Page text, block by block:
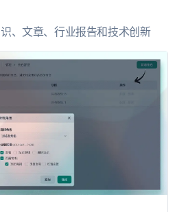
、文章、行业报告和技术创新